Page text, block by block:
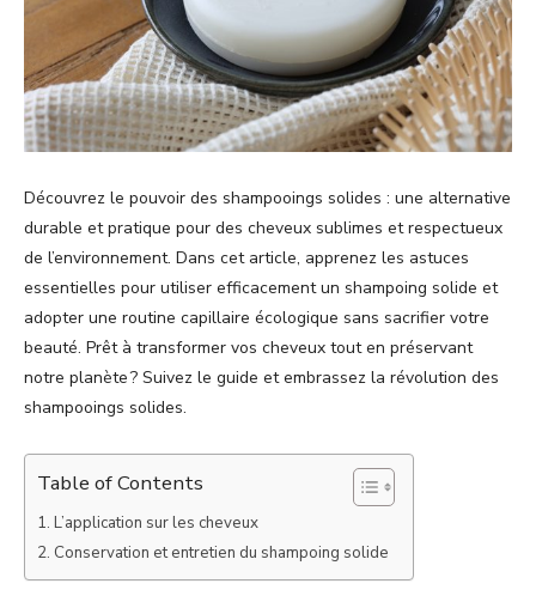
Découvrez le pouvoir des shampooings solides : une alternative
durable et pratique pour des cheveux sublimes et respectueux
de l’environnement. Dans cet article, apprenez les astuces
essentielles pour utiliser efficacement un shampoing solide et
adopter une routine capillaire écologique sans sacrifier votre
beauté. Prêt à transformer vos cheveux tout en préservant
notre planète ? Suivez le guide et embrassez la révolution des
shampooings solides.
Table of Contents
L’application sur les cheveux
Conservation et entretien du shampoing solide